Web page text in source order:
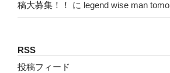
稿大募集！！
に legend wise man tomo
RSS
投稿フィード